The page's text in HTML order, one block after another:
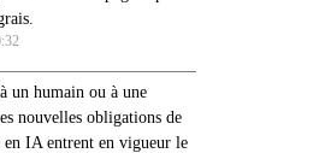
un humain ou à une
nouvelles obligations de
en IA entrent en vigueur le